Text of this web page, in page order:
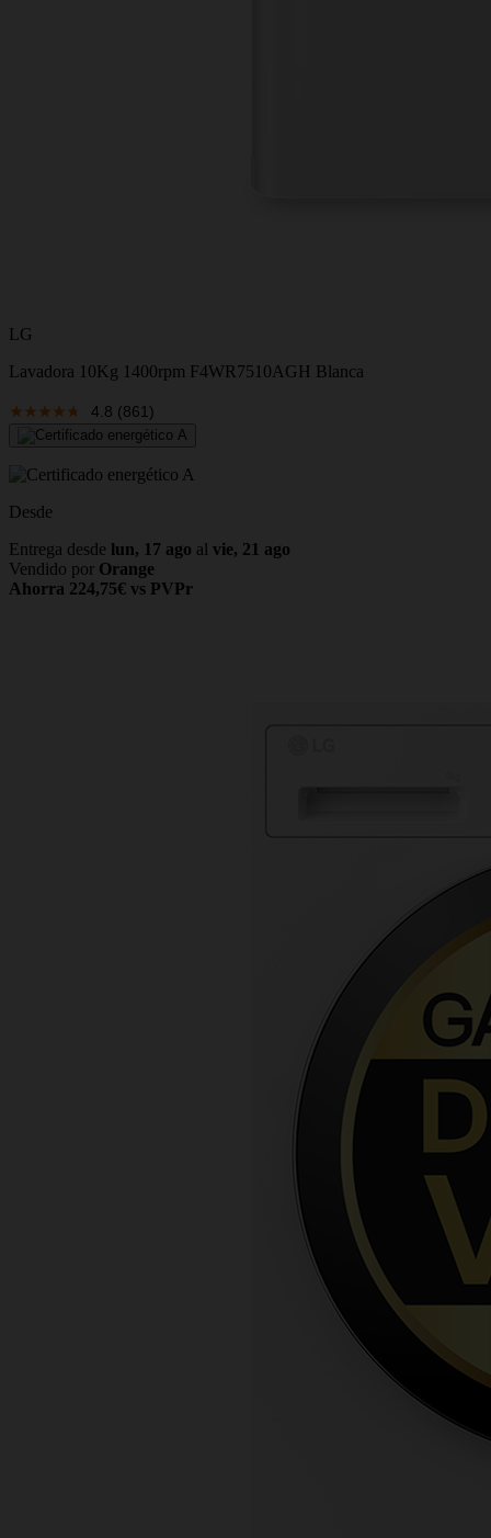
LG
Lavadora 10Kg 1400rpm F4WR7510AGH Blanca
4.8 (861)
Desde
Entrega desde lun, 17 ago al vie, 21 ago
Vendido por Orange
Ahorra 224,75€ vs PVPr